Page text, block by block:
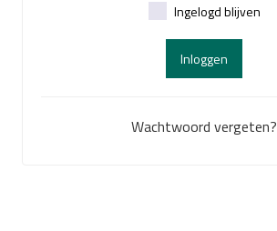
Ingelogd blijven
Inloggen
Wachtwoord vergeten?